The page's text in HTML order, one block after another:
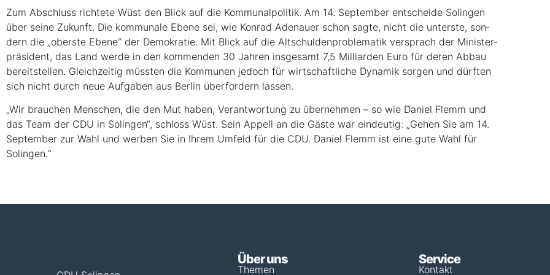
Zum Abschluss rich­te­te Wüst den Blick auf die Kom­mu­nal­po­li­tik. Am 14. Sep­tem­ber ent­schei­de Solin­gen
über sei­ne Zukunft. Die kom­mu­na­le Ebe­ne sei, wie Kon­rad Ade­nau­er schon sag­te, nicht die unters­te, son­
dern die „obers­te Ebe­ne“ der Demo­kra­tie. Mit Blick auf die Alt­schul­den­pro­ble­ma­tik ver­sprach der Minis­ter­
prä­si­dent, das Land wer­de in den kom­men­den 30 Jah­ren ins­ge­samt 7,5 Mil­li­ar­den Euro für deren Abbau
bereit­stel­len. Gleich­zei­tig müss­ten die Kom­mu­nen jedoch für wirt­schaft­li­che Dyna­mik sor­gen und dürf­ten
sich nicht durch neue Auf­ga­ben aus Ber­lin über­for­dern lassen.
„Wir brau­chen Men­schen, die den Mut haben, Ver­ant­wor­tung zu über­neh­men – so wie Dani­el Flemm und
das Team der CDU in Solin­gen“, schloss Wüst. Sein Appell an die Gäs­te war ein­deu­tig: „Gehen Sie am 14.
Sep­tem­ber zur Wahl und wer­ben Sie in Ihrem Umfeld für die CDU. Dani­el Flemm ist eine gute Wahl für
Solingen.“
Über uns
Themen
Service
Kontakt